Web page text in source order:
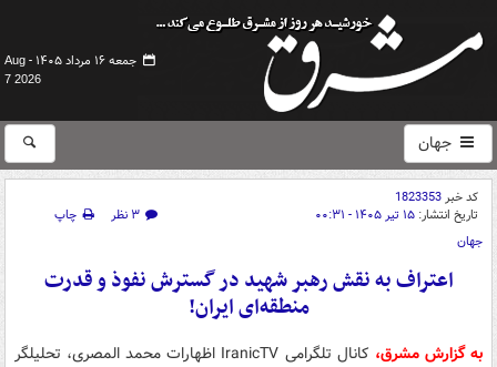
جمعه ۱۶ مرداد ۱۴۰۵ -
Aug
7 2026
جهان
کد خبر1823353
تاریخ انتشار: ۱۵ تیر ۱۴۰۵ - ۰۰:۳۱ ۳ نظر
چاپ
جهان
اعتراف به نقش رهبر شهید در گسترش نفوذ و قدرت
منطقه‌ای ایران!
به گزارش مشرق،
کانال تلگرامی IranicTV اظهارات محمد المصری، تحلیلگر